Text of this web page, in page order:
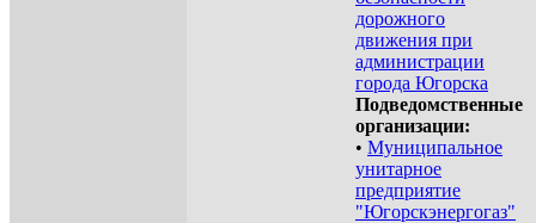
дорожного
движения при
администрации
города Югорска
Подведомственные
организации:
• Муниципальное
унитарное
предприятие
"Югорскэнергогаз"